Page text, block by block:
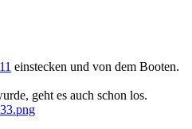
einstecken und von dem Booten.
geht es auch schon los.